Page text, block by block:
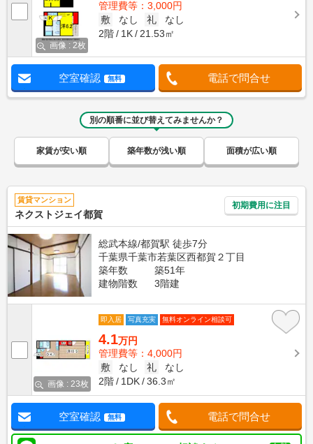
画像 : 2枚
管理費等：3,000円
敷
なし 礼
なし
2階
1K 21.53㎡
空室確認 無料 電話で問合せ
別の順番に並び替えてみませんか？
家賃が安い順 築年数が浅い順 面積が広い順
賃貸マンション
ネクストジェイ都賀
初期費用に注目
総武本線/都賀駅 徒歩7分
千葉県千葉市若葉区西都賀２丁目
築年数
築51年
建物階数
3階建
画像 : 23枚
即入居 写真充実 無料オンライン相談可
4.1万円
管理費等：4,000円
敷
なし 礼
なし
2階
1DK 36.3㎡
空室確認 無料 電話で問合せ